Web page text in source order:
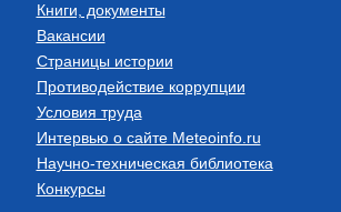
Книги, документы
Вакансии
Страницы истории
Противодействие коррупции
Условия труда
Интервью о сайте Meteoinfo.ru
Научно-техническая библиотека
Конкурсы